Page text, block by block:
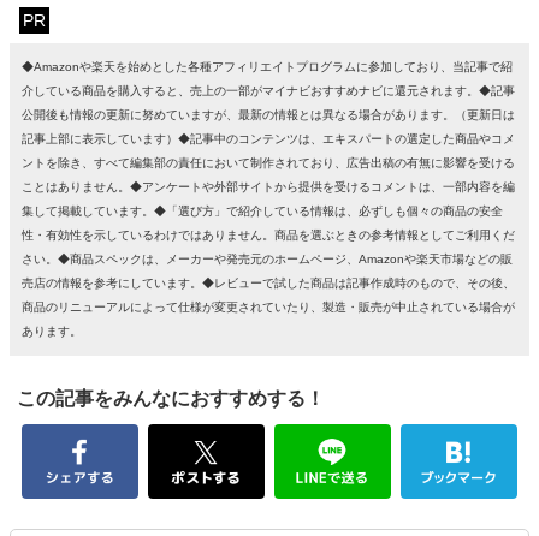
PR
◆Amazonや楽天を始めとした各種アフィリエイトプログラムに参加しており、当記事で紹
介している商品を購入すると、売上の一部がマイナビおすすめナビに還元されます。◆記事
公開後も情報の更新に努めていますが、最新の情報とは異なる場合があります。（更新日は
記事上部に表示しています）◆記事中のコンテンツは、エキスパートの選定した商品やコメ
ントを除き、すべて編集部の責任において制作されており、広告出稿の有無に影響を受ける
ことはありません。◆アンケートや外部サイトから提供を受けるコメントは、一部内容を編
集して掲載しています。◆「選び方」で紹介している情報は、必ずしも個々の商品の安全
性・有効性を示しているわけではありません。商品を選ぶときの参考情報としてご利用くだ
さい。◆商品スペックは、メーカーや発売元のホームページ、Amazonや楽天市場などの販
売店の情報を参考にしています。◆レビューで試した商品は記事作成時のもので、その後、
商品のリニューアルによって仕様が変更されていたり、製造・販売が中止されている場合が
あります。
この記事をみんなにおすすめする！